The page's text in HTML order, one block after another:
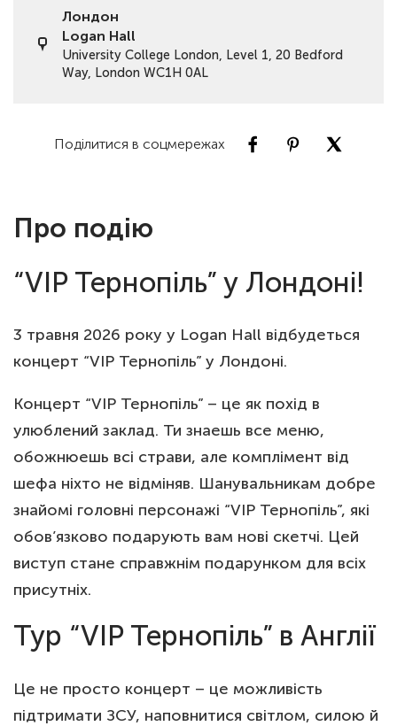
Лондон
Logan Hall
University College London, Level 1, 20 Bedford
Way, London WC1H 0AL
Поділитися в соцмережах
Про подію
“VIP Тернопіль” у Лондоні!
3 травня 2026 року у Logan Hall відбудеться
концерт “VIP Тернопіль” у Лондоні.
Концерт “VIP Тернопіль” – це як похід в
улюблений заклад. Ти знаешь все меню,
обожнюешь всі страви, але комплімент від
шефа ніхто не відміняв. Шанувальникам добре
знайомі головні персонажі “VIP Тернопіль”, які
обов’язково подарують вам нові скетчі. Цей
виступ стане справжнім подарунком для всіх
присутніх.
Тур “VIP Тернопіль” в Англії
Це не просто концерт – це можливість
підтримати ЗСУ, наповнитися світлом, силою й